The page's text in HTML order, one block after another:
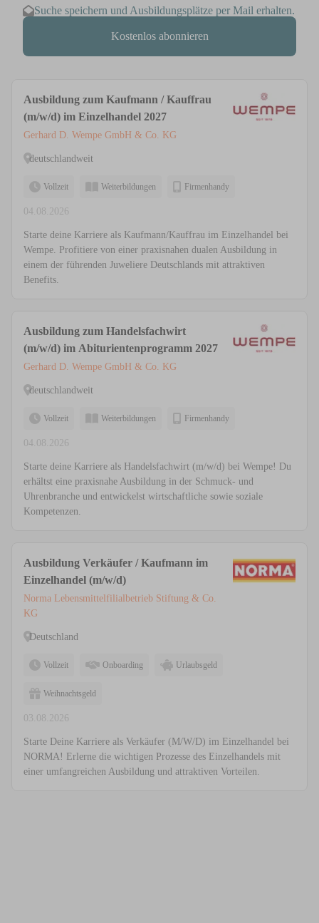
Suche speichern und Ausbildungsplätze per Mail erhalten.
Kostenlos abonnieren
Ausbildung zum Kaufmann / Kauffrau
(m/w/d) im Einzelhandel 2027
Gerhard D. Wempe GmbH & Co. KG
deutschlandweit
Vollzeit Weiterbildungen Firmenhandy
04.08.2026
Starte deine Karriere als Kaufmann/Kauffrau im Einzelhandel bei
Wempe. Profitiere von einer praxisnahen dualen Ausbildung in
einem der führenden Juweliere Deutschlands mit attraktiven
Benefits.
Ausbildung zum Handelsfachwirt
(m/w/d) im Abiturientenprogramm 2027
Gerhard D. Wempe GmbH & Co. KG
deutschlandweit
Vollzeit Weiterbildungen Firmenhandy
04.08.2026
Starte deine Karriere als Handelsfachwirt (m/w/d) bei Wempe! Du
erhältst eine praxisnahe Ausbildung in der Schmuck- und
Uhrenbranche und entwickelst wirtschaftliche sowie soziale
Kompetenzen.
Ausbildung Verkäufer / Kaufmann im
Einzelhandel (m/w/d)
Norma Lebensmittelfilialbetrieb Stiftung & Co.
KG
Deutschland
Vollzeit Onboarding Urlaubsgeld
Weihnachtsgeld
03.08.2026
Starte Deine Karriere als Verkäufer (M/W/D) im Einzelhandel bei
NORMA! Erlerne die wichtigen Prozesse des Einzelhandels mit
einer umfangreichen Ausbildung und attraktiven Vorteilen.